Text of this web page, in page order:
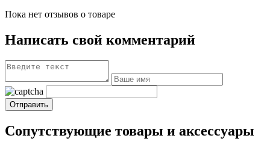
Пока нет отзывов о товаре
Написать свой комментарий
Сопутствующие товары и аксессуары